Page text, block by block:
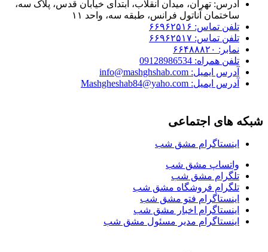
آدرس: تهران، میدان انقلاب، ابتدای خیابان قدس، پلاک سه،
ساختمان آناتول فرانس، طبقه سه، واحد ۱۱
تلفن تماس: ۶۶۹۶۲۵۱۶
تلفن تماس: ۶۶۹۶۲۵۱۷
نمابر: ۶۶۴۸۸۸۲۰
تلفن همراه: 09128986534
آدرس ایمیل: info@mashghshab.com
آدرس ایمیل: Mashgheshab84@yaho.com
شبکه های اجتماعی
اینستاگرام مشق شب
واتساپ مشق شب
تلگرام مشق شب
تلگرام فروشگاه مشق شب
اینستاگرام فتو مشق شب
اینستاگرام اخبار مشق شب
اینستاگرام مدیر مسئول مشق شب